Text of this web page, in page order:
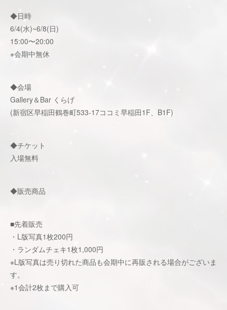
◆日時
6/4(水)~6/8(日)
15:00〜20:00
※会期中無休
◆会場
Gallery＆Bar くらげ
(新宿区早稲田鶴巻町533-17ココミ早稲田1F、B1F)
◆チケット
入場無料
◆販売商品
■先着販売
・L版写真1枚200円
・ランダムチェキ1枚1,000円
※L版写真は売り切れた商品も会期中に再販される場合がございま
す。
※1会計2枚まで購入可